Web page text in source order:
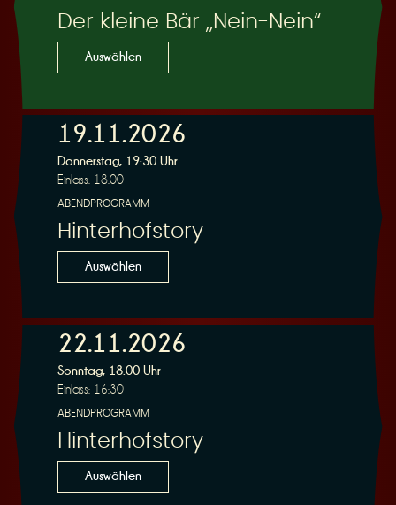
i
e
r
u
Der kleine Bär „Nein-Nein“
Auswählen
19.11.2026
Donnerstag, 19:30 Uhr
Einlass: 18:00
ABENDPROGRAMM
Hinterhofstory
Auswählen
22.11.2026
Sonntag, 18:00 Uhr
Einlass: 16:30
ABENDPROGRAMM
Hinterhofstory
Auswählen